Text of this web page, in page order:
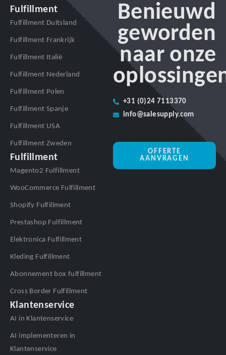
Fulfillment
Fulfillment Duitsland
Fulfillment Frankrijk
Fulfillment Italië
Fulfillment Nederland
Fulfillment Polen
Fulfillment Spanje
Fulfillment USA
Fulfillment Zweden
Fulfillment
Magento2 Fulfillment
WooCommerce Fulfillment
Shopify Fulfillment
Prestashop Fulfillment
Elektronica Fulfillment
Kleding Fulfillment
Abonnement box fulfillment
Cross Border Fulfillment
Klantenservice
AI in Klantenservice
AI implementeren in
Klantenservice
Benieuwd
geworden
naar onze
+31 (0)24 7113370
info@salesupply.com
OFFERTE
AANVRAGEN